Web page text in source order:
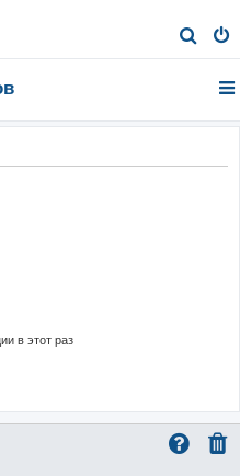
о
в этот раз